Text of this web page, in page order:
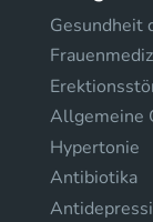
Gesundheit
Allgemeine
Hypertonie
Antibiotika